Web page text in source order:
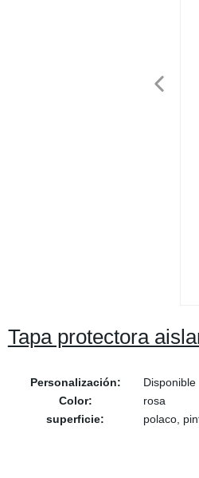
Tapa protectora
Personalización:
Disponible
Color:
rosa
superficie:
polaco,